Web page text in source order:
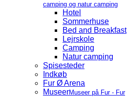
camping og natur camping
Hotel
Sommerhuse
Bed and Breakfast
Lejrskole
Camping
Natur camping
Spisesteder
Indkøb
Fur Ø Arena
MuseerMuseer på Fur - Fur